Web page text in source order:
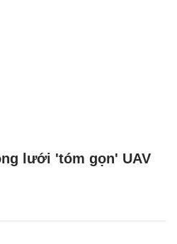
lưới 'tóm gọn' UAV